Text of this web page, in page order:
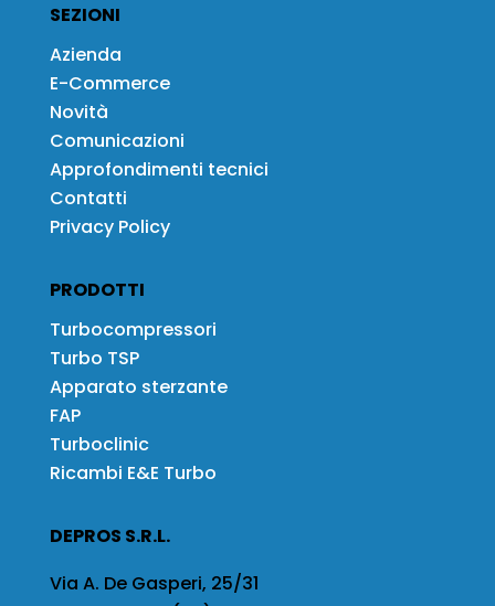
SEZIONI
Azienda
E-Commerce
Novità
Comunicazioni
Approfondimenti tecnici
Contatti
Privacy Policy
PRODOTTI
Turbocompressori
Turbo TSP
Apparato sterzante
FAP
Turboclinic
Ricambi E&E Turbo
DEPROS S.R.L.
Via A. De Gasperi, 25/31